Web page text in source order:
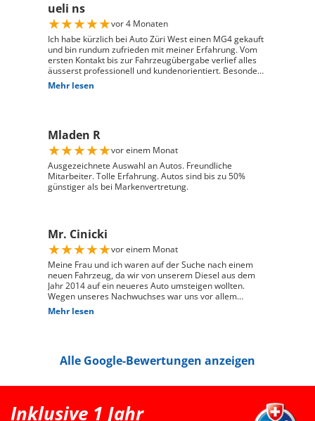
ueli ns
★★★★★vor 4 Monaten
Ich habe kürzlich bei Auto Züri West einen MG4 gekauft
und bin rundum zufrieden mit meiner Erfahrung. Vom
ersten Kontakt bis zur Fahrzeugübergabe verlief alles
äusserst professionell und kundenorientiert. Besonders
hervorheben möchte ich die hervorragende Beratung
durch Herrn David Panic. Er hat sich viel Zeit
und engagierte Art hat den gesamten Kaufprozess sehr
angenehm gemacht. Die Abwicklung verlief reibungslos
und zuverlässig, und ich habe mein Fahrzeug genau so
erhalten, wie ich es mir vorgestellt habe. Ich kann Auto
Züri West uneingeschränkt weiterempfehlen und
bedanke mich herzlich für den ausgezeichneten Service
Mehr lesen
Mladen R
★★★★★vor einem Monat
Ausgezeichnete Auswahl an Autos. Freundliche
Mitarbeiter. Tolle Erfahrung. Autos sind bis zu 50%
günstiger als bei Markenvertretung.
Mr. Cinicki
★★★★★vor einem Monat
Meine Frau und ich waren auf der Suche nach einem
neuen Fahrzeug, da wir von unserem Diesel aus dem
Jahr 2014 auf ein neueres Auto umsteigen wollten.
Wegen unseres Nachwuchses war uns vor allem
wichtig, dass genügend Platz für einen Kindersitz
vorhanden ist und das Fahrzeug gut zu unserem Alltag
Bedürfnisse mit Kindersitz hinter dem Fahrer leider
etwas zu klein. Nach der Probefahrt hat uns der Berater
her nicht überzeugt hat. Somit war für uns klar, dass
Mehr lesen
Alle Google-Bewertungen anzeigen
Inklusive 1 Jahr